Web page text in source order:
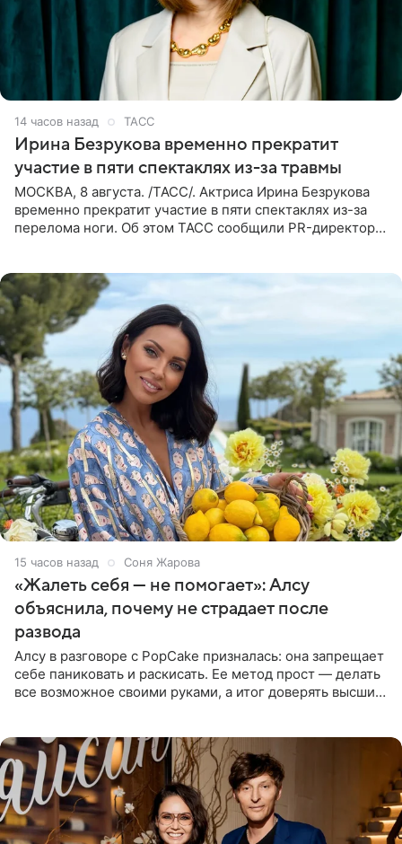
14 часов назад ТАСС
Ирина Безрукова временно прекратит
участие в пяти спектаклях из-за травмы
МОСКВА, 8 августа. /ТАСС/. Актриса Ирина Безрукова
временно прекратит участие в пяти спектаклях из-за
перелома ноги. Об этом ТАСС сообщили PR-директор
15 часов назад Соня Жарова
«Жалеть себя — не помогает»: Алсу
объяснила, почему не страдает после
развода
Алсу в разговоре с PopCake призналась: она запрещает
себе паниковать и раскисать. Ее метод прост — делать
все возможное своими руками, а итог доверять высшим